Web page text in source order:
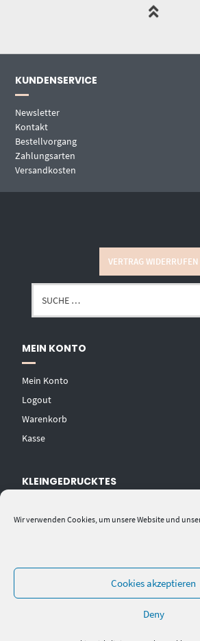
Wir verwenden Cookies, um unsere Website und
Cookies akzeptieren
Deny
KUNDENSERVICE
Newsletter
Kontakt
Bestellvorgang
Zahlungsarten
Versandkosten
VERTRAG WIDERRUFEN
MEIN KONTO
Mein Konto
Logout
Warenkorb
Kasse
KLEINGEDRUCKTES
Impressum